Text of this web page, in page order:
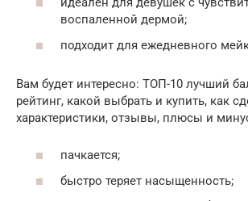
воспаленной дермой;
подходит для ежедневного
Вам будет интересно: ТОП-10 лучший
рейтинг, какой выбрать и купить, как
характеристики, отзывы, плюсы и
пачкается;
быстро теряет насыщенность;